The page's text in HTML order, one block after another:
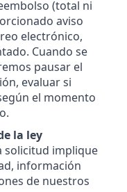
(total ni
aviso
electrónico,
Cuando se
pausar el
evaluar si
el momento
la ley
solicitud implique
información
de nuestros